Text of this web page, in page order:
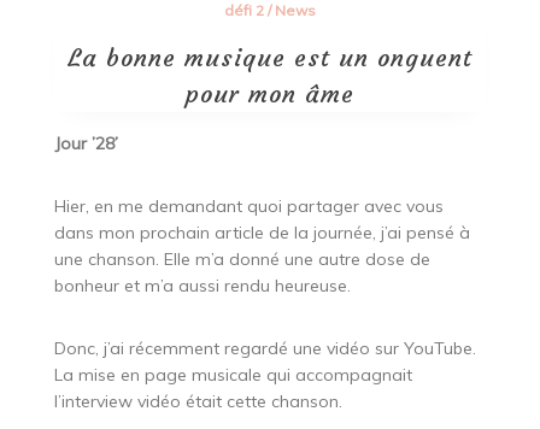
défi 2/ News
La bonne musique est un onguent
pour mon âme
Jour ’28’
Hier, en me demandant quoi partager avec vous
dans mon prochain article de la journée, j’ai pensé à
une chanson. Elle m’a donné une autre dose de
bonheur et m’a aussi rendu heureuse.
Donc, j’ai récemment regardé une vidéo sur YouTube.
La mise en page musicale qui accompagnait
l’interview vidéo était cette chanson.